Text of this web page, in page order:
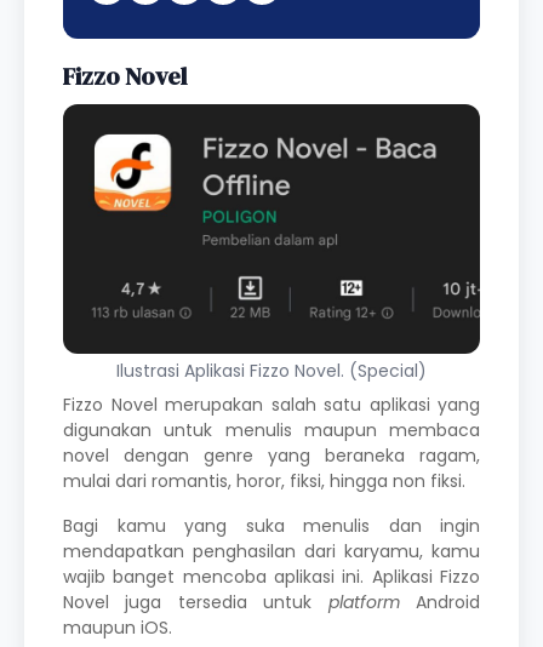
Fizzo Novel
Ilustrasi Aplikasi Fizzo Novel. (Special)
Fizzo Novel merupakan salah satu aplikasi yang
digunakan untuk menulis maupun membaca
novel dengan genre yang beraneka ragam,
mulai dari romantis, horor, fiksi, hingga non fiksi.
Bagi kamu yang suka menulis dan ingin
mendapatkan penghasilan dari karyamu, kamu
wajib banget mencoba aplikasi ini. Aplikasi Fizzo
Novel juga tersedia untuk platformAndroid
maupun iOS.